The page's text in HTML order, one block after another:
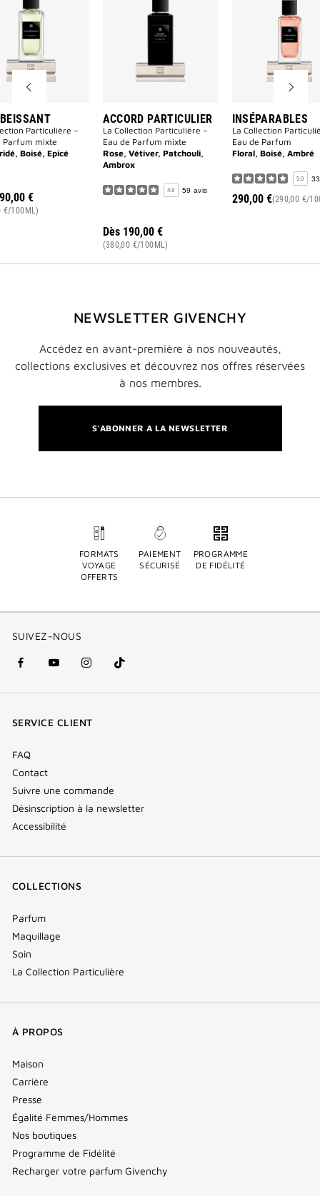
Particulière –
Parfum mixte
Boisé, Epicé
€
€/100ML)
ACCORD PARTICULIER
La Collection Particulière –
Eau de Parfum mixte
Rose, Vétiver, Patchouli,
Ambrox
4.9 59 avis
Dès 190,00 €
(380,00 €/100ML)
INSÉPARABLES
La Collection
Eau de Parfum
Floral, Boisé, Ambré
5.0
290,00 €(290,00 €/
NEWSLETTER GIVENCHY
Accédez en avant-première à nos nouveautés,
collections exclusives et découvrez nos offres réservées
à nos membres.
S'ABONNER A LA NEWSLETTER
FORMATS
VOYAGE
OFFERTS
PAIEMENT
SÉCURISÉ
PROGRAMME
DE FIDÉLITÉ
SUIVEZ-NOUS
facebook
(nouvelle
youtube
(nouvelle
instagram
(nouvelle
Tik
Tok
SERVICE CLIENT
FAQ
Contact
Suivre une commande
Désinscription à la newsletter
Accessibilité
COLLECTIONS
Parfum
Maquillage
Soin
La Collection Particulière
À PROPOS
Maison
Carrière
Presse
Égalité Femmes/Hommes
Nos boutiques
Programme de Fidélité
Recharger votre parfum Givenchy